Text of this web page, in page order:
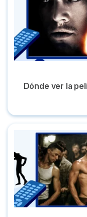
Dónde ver la
Ver la película ‘El